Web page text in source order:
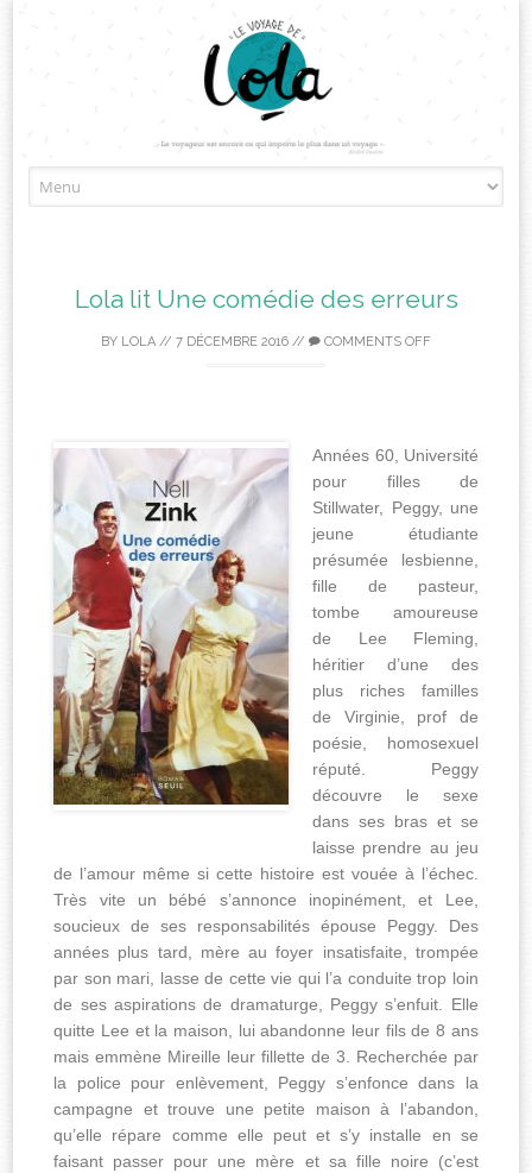
to
Lola lit Une comédie des erreurs
BY LOLA // 7 DÉCEMBRE 2016 // COMMENTS OFF
Années 60, Université
pour filles de
Stillwater, Peggy, une
jeune étudiante
présumée lesbienne,
fille de pasteur,
tombe amoureuse
de Lee Fleming,
héritier d’une des
plus riches familles
de Virginie, prof de
poésie, homosexuel
réputé. Peggy
découvre le sexe
dans ses bras et se
laisse prendre au jeu
de l’amour même si cette histoire est vouée à l’échec.
Très vite un bébé s’annonce inopinément, et Lee,
soucieux de ses responsabilités épouse Peggy. Des
années plus tard, mère au foyer insatisfaite, trompée
par son mari, lasse de cette vie qui l’a conduite trop loin
de ses aspirations de dramaturge, Peggy s’enfuit. Elle
quitte Lee et la maison, lui abandonne leur fils de 8 ans
mais emmène Mireille leur fillette de 3. Recherchée par
la police pour enlèvement, Peggy s’enfonce dans la
campagne et trouve une petite maison à l’abandon,
qu’elle répare comme elle peut et s’y installe en se
faisant passer pour une mère et sa fille noire (c’est